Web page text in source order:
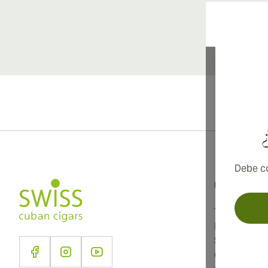
Debe
Información
Términos y
Política de
Sobre
Contacto